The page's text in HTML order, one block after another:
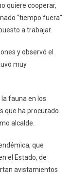
quiere cooperar,
“tiempo fuera”
a trabajar.
y observó el
muy
fauna en los
que ha procurado
alcalde.
que
el Estado, de
avistamientos